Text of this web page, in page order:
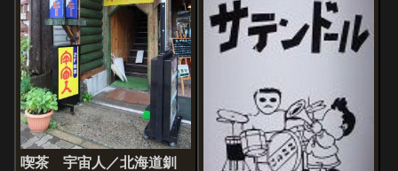
喫茶 宇宙人／北海道釧